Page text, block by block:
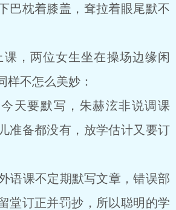
巴枕着膝盖，耷拉着眼尾默不
两位女生坐在操场边缘闲
样不怎么美妙：
要默写，朱赫泫非说调课
准备都没有，放学估计又要订
课不定期默写文章，错误部
堂订正并罚抄，所以聪明的学